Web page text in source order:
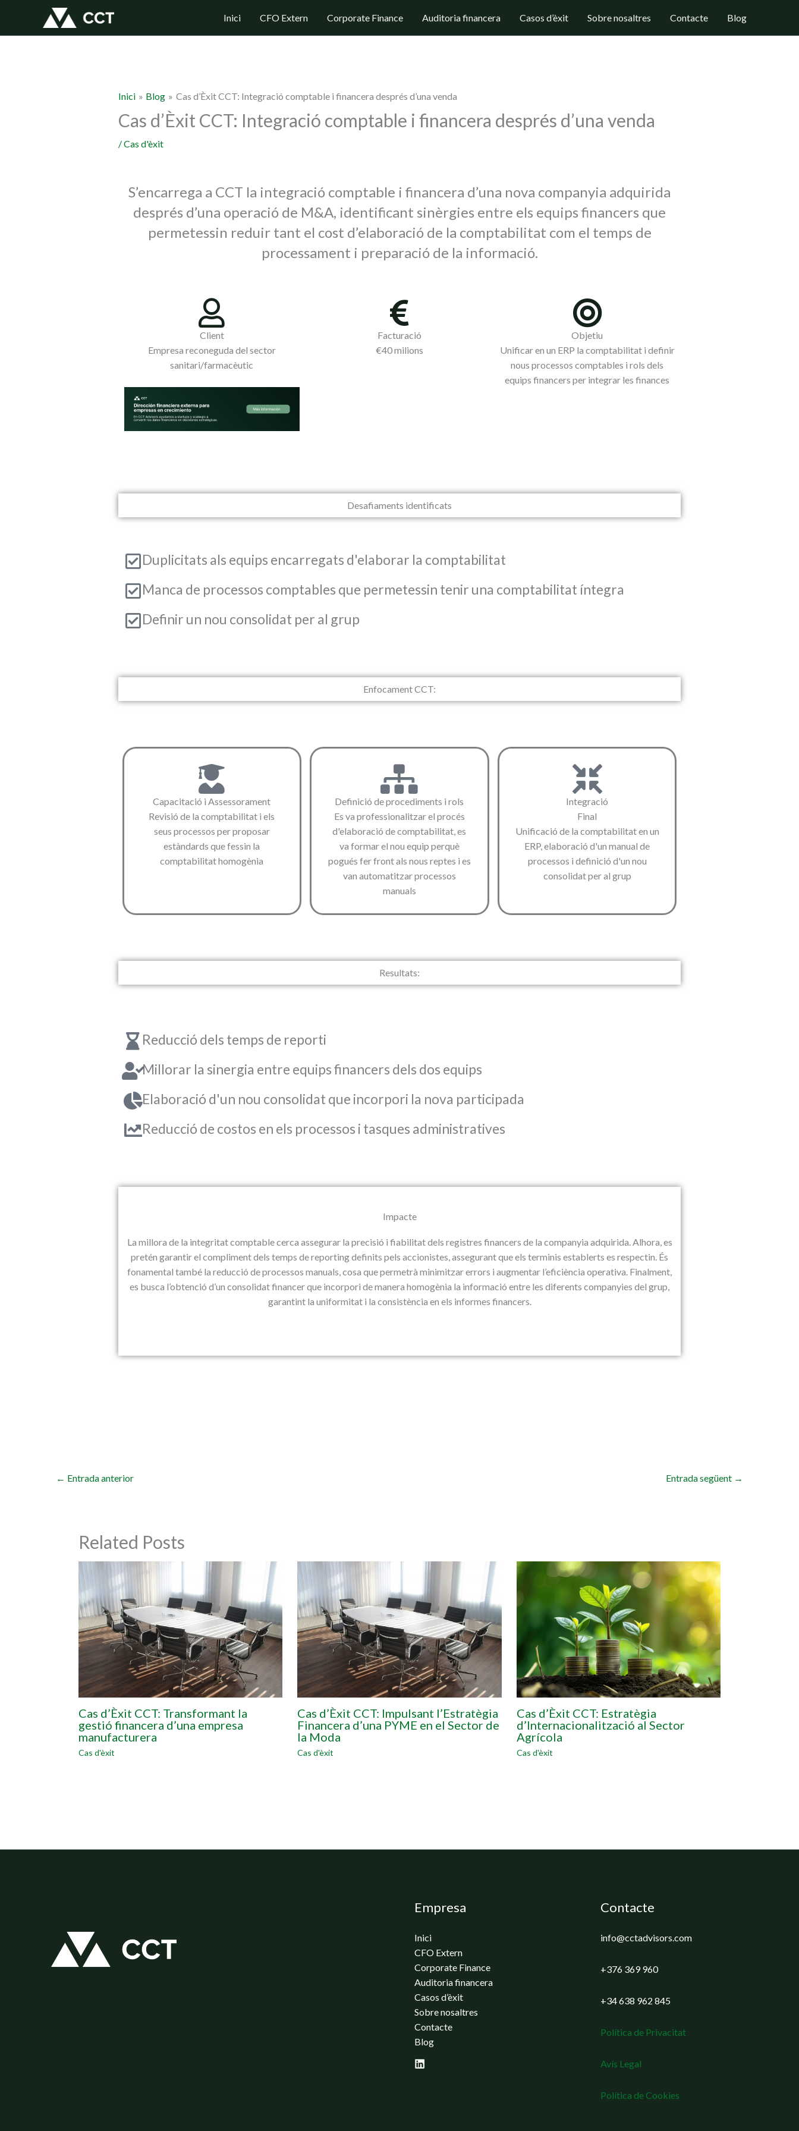
contingut
Inici CFO Extern Corporate Finance Auditoria financera Casos d’èxit Sobre nosaltres Contacte Blog
Inici Blog Cas d’Èxit CCT: Integració comptable i financera després d’una venda
Cas d’Èxit CCT: Integració comptable i financera després d’una venda
/Cas d'èxit
S’encarrega a CCT la integració comptable i financera d’una nova companyia adquirida
després d’una operació de M&A, identificant sinèrgies entre els equips financers que
permetessin reduir tant el cost d’elaboració de la comptabilitat com el temps de
processament i preparació de la informació.
Client
Empresa reconeguda del sector
sanitari/farmacèutic
Facturació
€40 milions
Objetiu
Unificar en un ERP la comptabilitat i definir
nous processos comptables i rols dels
equips financers per integrar les finances
Desafiaments identificats
Duplicitats als equips encarregats d'elaborar la comptabilitat
Manca de processos comptables que permetessin tenir una comptabilitat íntegra
Definir un nou consolidat per al grup
Enfocament CCT:
Capacitació i Assessorament
Revisió de la comptabilitat i els
seus processos per proposar
estàndards que fessin la
comptabilitat homogènia
Definició de procediments i rols
Es va professionalitzar el procés
d'elaboració de comptabilitat, es
va formar el nou equip perquè
pogués fer front als nous reptes i es
van automatitzar processos
manuals
Integració
Final
Unificació de la comptabilitat en un
ERP, elaboració d'un manual de
processos i definició d'un nou
consolidat per al grup
Resultats:
Reducció dels temps de reporti
Millorar la sinergia entre equips financers dels dos equips
Elaboració d'un nou consolidat que incorpori la nova participada
Reducció de costos en els processos i tasques administratives
Impacte
La millora de la integritat comptable cerca assegurar la precisió i fiabilitat dels registres financers de la companyia adquirida. Alhora, es
pretén garantir el compliment dels temps de reporting definits pels accionistes, assegurant que els terminis establerts es respectin. És
fonamental també la reducció de processos manuals, cosa que permetrà minimitzar errors i augmentar l’eficiència operativa. Finalment,
es busca l’obtenció d’un consolidat financer que incorpori de manera homogènia la informació entre les diferents companyies del grup,
garantint la uniformitat i la consistència en els informes financers.
← Entrada anterior Entrada següent →
Related Posts
Cas d’Èxit CCT: Transformant la
gestió financera d’una empresa
manufacturera
Cas d'èxit
Cas d’Èxit CCT: Impulsant l’Estratègia
Financera d’una PYME en el Sector de
la Moda
Cas d'èxit
Cas d’Èxit CCT: Estratègia
d’Internacionalització al Sector
Agrícola
Cas d'èxit
Empresa
Inici
CFO Extern
Corporate Finance
Auditoria financera
Casos d’èxit
Sobre nosaltres
Contacte
Blog
Contacte
info@cctadvisors.com
+376 369 960
+34 638 962 845
Política de Privacitat
Avís Legal
Política de Cookies